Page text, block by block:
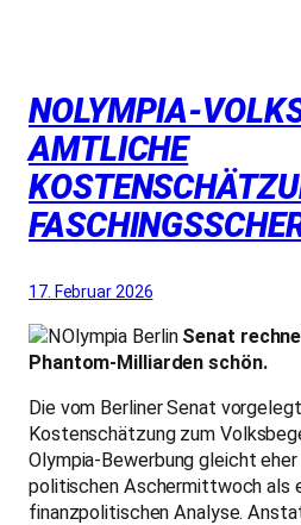
NOLYMPIA-
AMTLICHE
17. Februar 2026
Senat
Phantom-Milliarden schön.
Die vom Berliner Senat
Kostenschätzung zum
Olympia-Bewerbung gleicht
politischen Aschermittwoch als
finanzpolitischen Analyse.